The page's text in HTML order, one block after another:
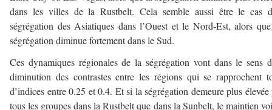
dans les villes de la Rustbelt. Cela semble aussi être le cas
ségrégation des Asiatiques dans l’Ouest et le Nord-Est, alors
ségrégation diminue fortement dans le Sud.
Ces dynamiques régionales de la ségrégation vont dans le sens
diminution des contrastes entre les régions qui se rapprochent
d’indices entre 0.25 et 0.4. Et si la ségrégation demeure plus élevée
tous les groupes dans la Rustbelt que dans la Sunbelt, le maintien